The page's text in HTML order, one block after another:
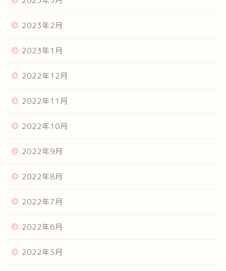
2023年2月
2023年1月
2022年12月
2022年11月
2022年10月
2022年9月
2022年8月
2022年7月
2022年6月
2022年5月